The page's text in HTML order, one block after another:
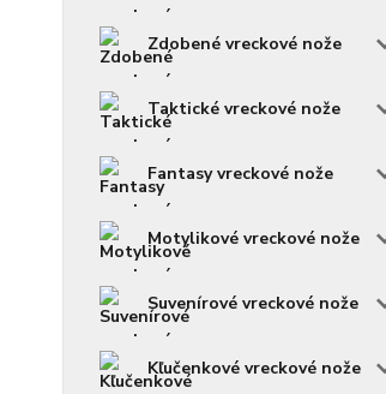
Zdobené vreckové nože
Taktické vreckové nože
Fantasy vreckové nože
Motylikové vreckové nože
Suvenírové vreckové nože
Kľučenkové vreckové nože